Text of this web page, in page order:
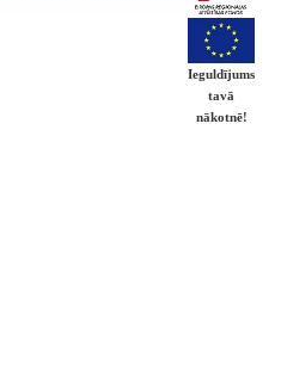
Ieguldījums
tavā
nākotnē!